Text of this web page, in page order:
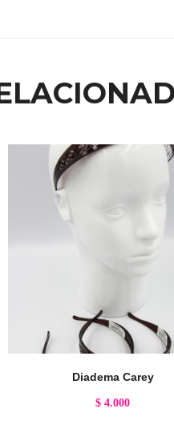
Diadema Carey
$ 4.000